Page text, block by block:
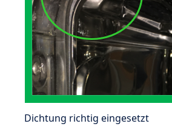
Dichtung richtig eingesetzt